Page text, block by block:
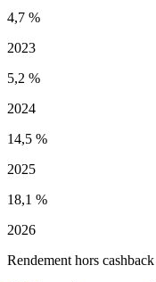
4,7 %
2023
5,2 %
2024
14,5 %
2025
18,1 %
2026
Rendement hors cashback